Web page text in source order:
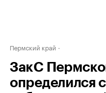
Пермский край
ЗакС
определился